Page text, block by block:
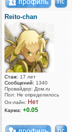
Reito-chan
Стаж: 17 лет
Сообщений: 1340
Провайдер: Дом.ru
Пол: Не определилось
Он-лайн: Нет
Карма: +0.05